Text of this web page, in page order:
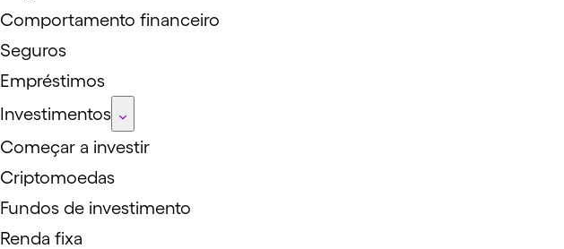
Comportamento financeiro
Seguros
Empréstimos
Investimentos
Começar a investir
Criptomoedas
Fundos de investimento
Renda fixa